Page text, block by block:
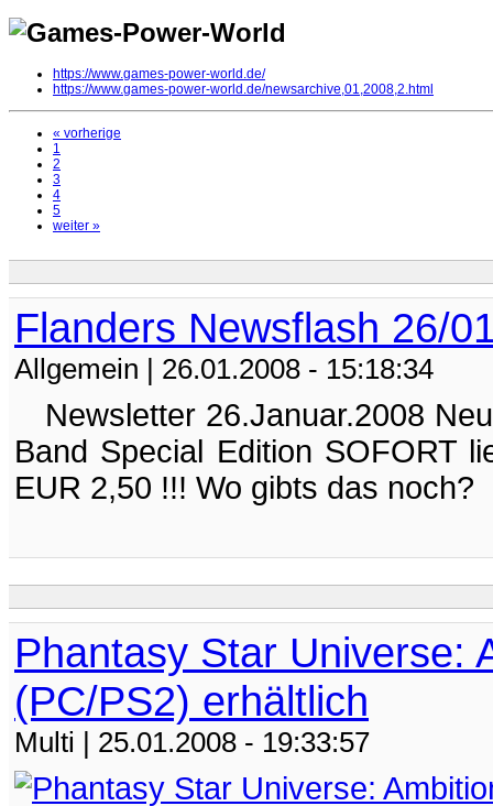
https://www.games-power-world.de/
https://www.games-power-world.de/newsarchive,01,2008,2.html
« vorherige
1
2
3
4
5
weiter »
Flanders Newsflash 26/
Allgemein | 26.01.2008 - 15:18:34
Newsletter 26.Januar.2008
Band Special Edition SOFORT
EUR 2,50 !!! Wo gibts das
Phantasy Star Universe:
(PC/PS2) erhältlich
Multi | 25.01.2008 - 19:33:57